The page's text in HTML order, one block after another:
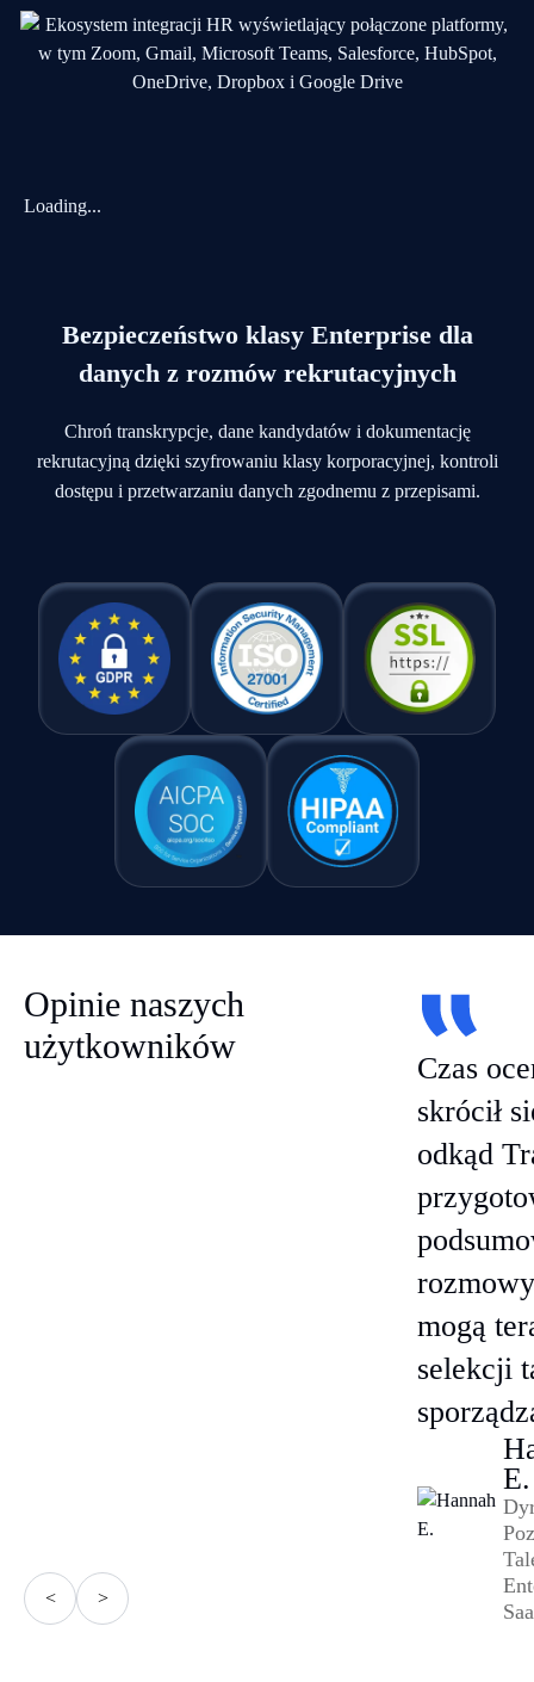
Loading...
Bezpieczeństwo klasy Enterprise dla
danych z rozmów rekrutacyjnych
Chroń transkrypcje, dane kandydatów i dokumentację
rekrutacyjną dzięki szyfrowaniu klasy korporacyjnej, kontroli
dostępu i przetwarzaniu danych zgodnemu z przepisami.
Opinie naszych
użytkowników
< >
Czas
skrócił
odkąd
mogą
selekcji
E.